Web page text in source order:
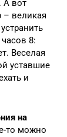
А вот
– великая
8:
Веселая
уставшие
и
на
то можно